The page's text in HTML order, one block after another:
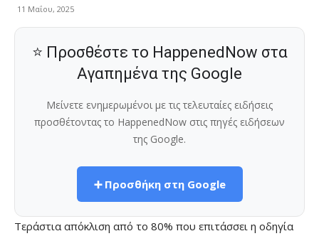
11 Μαΐου, 2025
⭐ Προσθέστε το HappenedNow στα
Αγαπημένα της Google
Μείνετε ενημερωμένοι με τις τελευταίες ειδήσεις
προσθέτοντας το HappenedNow στις πηγές ειδήσεων
της Google.
➕ Προσθήκη στη Google
Τεράστια απόκλιση από το 80% που επιτάσσει η οδηγία